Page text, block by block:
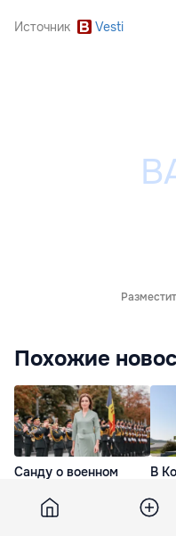
Источник Vesti
Похожие
Санду о военном
показать, как мы
укрепили оборону
В
для